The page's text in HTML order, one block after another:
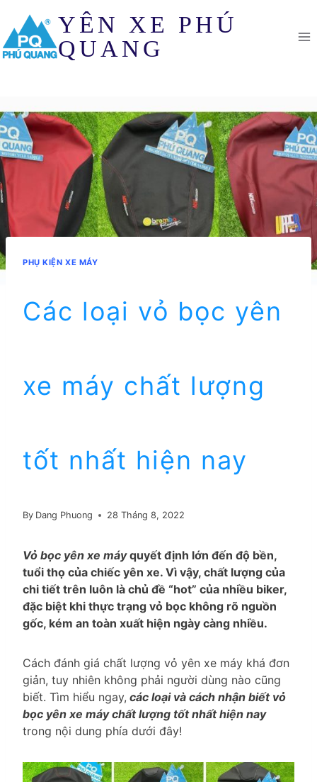
content
YÊN XE PHÚ
QUANG
PHỤ KIỆN XE MÁY
Các loại vỏ bọc yên
xe máy chất lượng
tốt nhất hiện nay
By Dang Phuong 28 Tháng 8, 2022
Vỏ bọc yên xe máyquyết định lớn đến độ bền,
tuổi thọ của chiếc yên xe. Vì vậy, chất lượng của
chi tiết trên luôn là chủ đề “hot” của nhiều biker,
đặc biệt khi thực trạng vỏ bọc không rõ nguồn
gốc, kém an toàn xuất hiện ngày càng nhiều.
Cách đánh giá chất lượng vỏ yên xe máy khá đơn
giản, tuy nhiên không phải người dùng nào cũng
biết. Tìm hiểu ngay, các loại và cách nhận biết vỏ
bọc yên xe máy chất lượng tốt nhất hiện nay
trong nội dung phía dưới đây!